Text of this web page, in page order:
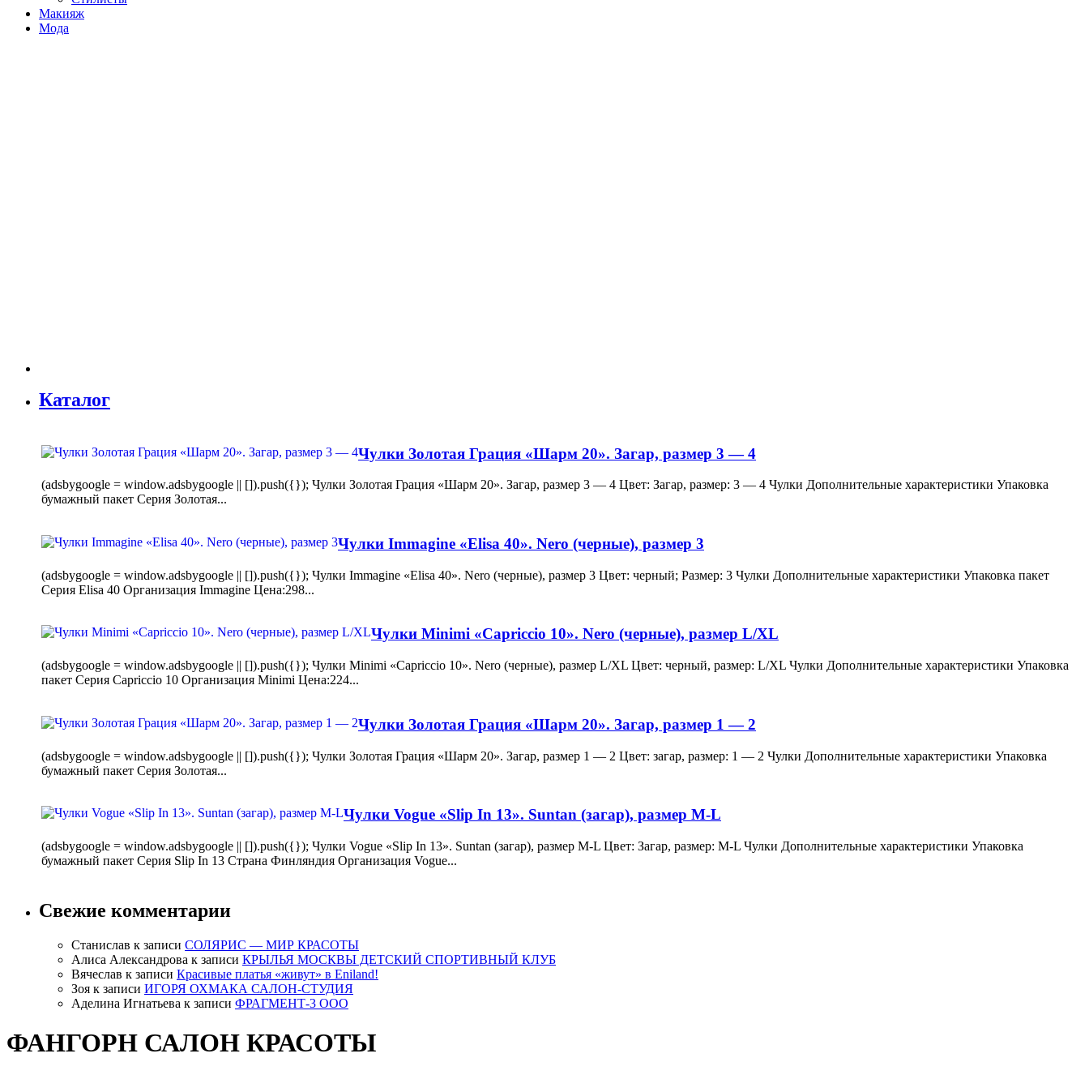
Макияж
Мода
Каталог
Чулки Золотая Грация «Шарм 20». Загар, размер 3 — 4
(adsbygoogle = window.adsbygoogle || []).push({}); Чулки Золотая Грация «Шарм 20». Загар, размер 3 — 4 Цвет: Загар, размер: 3 — 4 Чулки Дополнительные характеристики Упаковка
бумажный пакет Серия Золотая...
Чулки Immagine «Elisa 40». Nero (черные), размер 3
(adsbygoogle = window.adsbygoogle || []).push({}); Чулки Immagine «Elisa 40». Nero (черные), размер 3 Цвет: черный; Размер: 3 Чулки Дополнительные характеристики Упаковка пакет
Серия Elisa 40 Организация Immagine Цена:298...
Чулки Minimi «Capriccio 10». Nero (черные), размер L/XL
(adsbygoogle = window.adsbygoogle || []).push({}); Чулки Minimi «Capriccio 10». Nero (черные), размер L/XL Цвет: черный, размер: L/XL Чулки Дополнительные характеристики Упаковка
пакет Серия Capriccio 10 Организация Minimi Цена:224...
Чулки Золотая Грация «Шарм 20». Загар, размер 1 — 2
(adsbygoogle = window.adsbygoogle || []).push({}); Чулки Золотая Грация «Шарм 20». Загар, размер 1 — 2 Цвет: загар, размер: 1 — 2 Чулки Дополнительные характеристики Упаковка
бумажный пакет Серия Золотая...
Чулки Vogue «Slip In 13». Suntan (загар), размер M-L
(adsbygoogle = window.adsbygoogle || []).push({}); Чулки Vogue «Slip In 13». Suntan (загар), размер M-L Цвет: Загар, размер: M-L Чулки Дополнительные характеристики Упаковка
бумажный пакет Серия Slip In 13 Страна Финляндия Организация Vogue...
Свежие комментарии
Станислав к записи СОЛЯРИС — МИР КРАСОТЫ
Алиса Александрова к записи КРЫЛЬЯ МОСКВЫ ДЕТСКИЙ СПОРТИВНЫЙ КЛУБ
Вячеслав к записи Красивые платья «живут» в Eniland!
Зоя к записи ИГОРЯ ОХМАКА САЛОН-СТУДИЯ
Аделина Игнатьева к записи ФРАГМЕНТ-3 ООО
ФАНГОРН САЛОН КРАСОТЫ